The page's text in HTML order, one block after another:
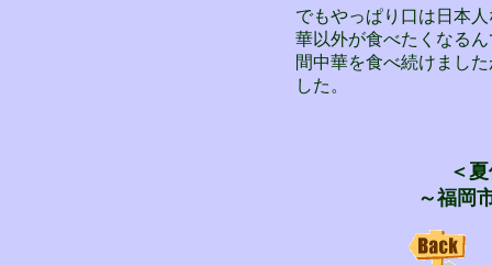
でもやっぱり口は日本
華以外が食べたくなる
間中華を食べ続けまし
した。
＜
～福岡